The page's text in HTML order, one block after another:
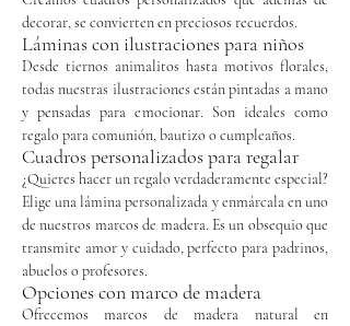
decorar, se convierten en preciosos recuerdos.
Láminas con ilustraciones para niños
Desde tiernos animalitos hasta motivos florales,
todas nuestras ilustraciones están pintadas a mano
y pensadas para emocionar. Son ideales como
regalo para comunión, bautizo o cumpleaños.
Cuadros personalizados para regalar
¿Quieres hacer un regalo verdaderamente especial?
Elige una lámina personalizada y enmárcala en uno
de nuestros marcos de madera. Es un obsequio que
transmite amor y cuidado, perfecto para padrinos,
abuelos o profesores.
Opciones con marco de madera
Ofrecemos marcos de madera natural en